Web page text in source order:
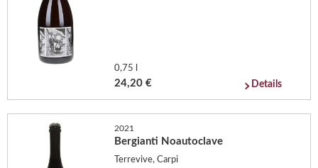
0,75 l
24,20 € Details
2021
Bergianti Noautoclave
Terrevive, Carpi